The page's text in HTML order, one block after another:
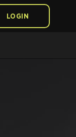
LOGIN